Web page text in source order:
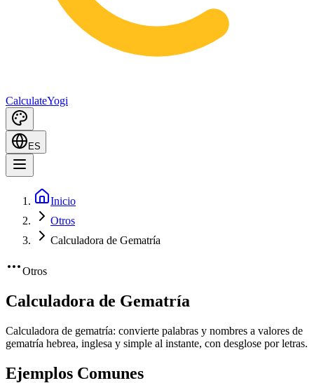
CalculateYogi
ES
Inicio
Otros
Calculadora de Gematría
Otros
Calculadora de Gematría
Calculadora de gematría: convierte palabras y nombres a valores de
gematría hebrea, inglesa y simple al instante, con desglose por letras.
Ejemplos Comunes